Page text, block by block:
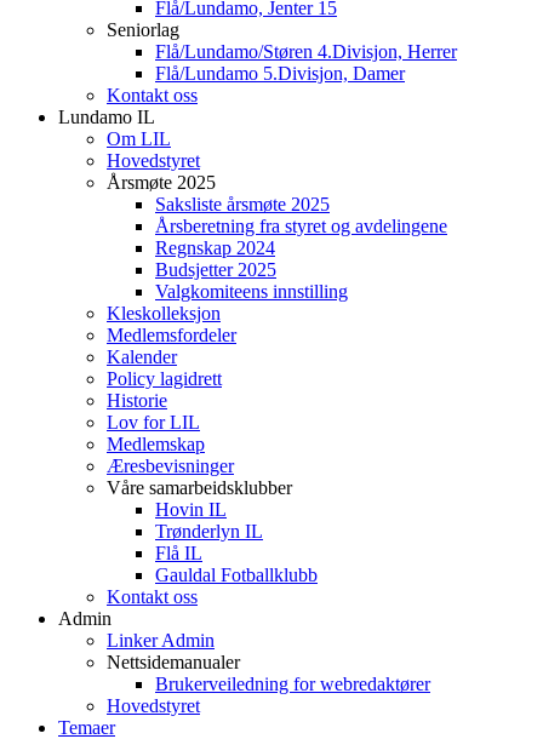
Flå/Lundamo, Jenter 15
Seniorlag
Flå/Lundamo/Støren 4.Divisjon, Herrer
Flå/Lundamo 5.Divisjon, Damer
Kontakt oss
Lundamo IL
Om LIL
Hovedstyret
Årsmøte 2025
Saksliste årsmøte 2025
Årsberetning fra styret og avdelingene
Regnskap 2024
Budsjetter 2025
Valgkomiteens innstilling
Kleskolleksjon
Medlemsfordeler
Kalender
Policy lagidrett
Historie
Lov for LIL
Medlemskap
Æresbevisninger
Våre samarbeidsklubber
Hovin IL
Trønderlyn IL
Flå IL
Gauldal Fotballklubb
Kontakt oss
Admin
Linker Admin
Nettsidemanualer
Brukerveiledning for webredaktører
Hovedstyret
Temaer